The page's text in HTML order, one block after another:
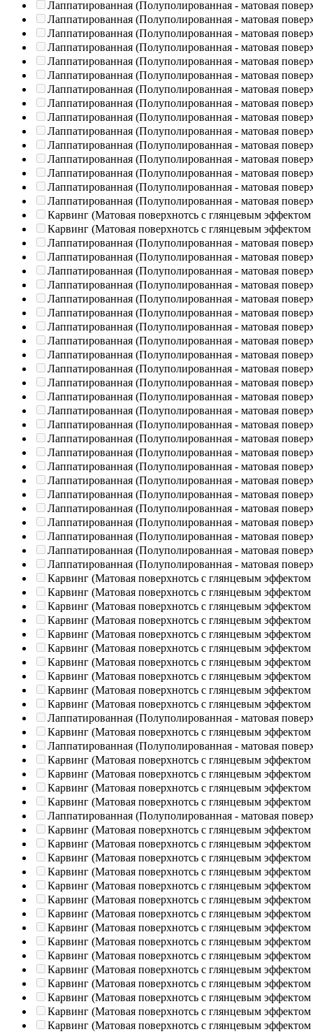
Лаппатированная (Полуполированная - матовая
Лаппатированная (Полуполированная - матовая
Лаппатированная (Полуполированная - матовая
Лаппатированная (Полуполированная - матовая
Лаппатированная (Полуполированная - матовая
Лаппатированная (Полуполированная - матовая
Лаппатированная (Полуполированная - матовая
Лаппатированная (Полуполированная - матовая
Лаппатированная (Полуполированная - матовая
Лаппатированная (Полуполированная - матовая
Лаппатированная (Полуполированная - матовая
Лаппатированная (Полуполированная - матовая
Лаппатированная (Полуполированная - матовая
Лаппатированная (Полуполированная - матовая
Лаппатированная (Полуполированная - матовая
Карвинг (Матовая поверхнотсь с глянцевым эффектом
Карвинг (Матовая поверхнотсь с глянцевым эффектом
Лаппатированная (Полуполированная - матовая
Лаппатированная (Полуполированная - матовая
Лаппатированная (Полуполированная - матовая
Лаппатированная (Полуполированная - матовая
Лаппатированная (Полуполированная - матовая
Лаппатированная (Полуполированная - матовая
Лаппатированная (Полуполированная - матовая
Лаппатированная (Полуполированная - матовая
Лаппатированная (Полуполированная - матовая
Лаппатированная (Полуполированная - матовая
Лаппатированная (Полуполированная - матовая
Лаппатированная (Полуполированная - матовая
Лаппатированная (Полуполированная - матовая
Лаппатированная (Полуполированная - матовая
Лаппатированная (Полуполированная - матовая
Лаппатированная (Полуполированная - матовая
Лаппатированная (Полуполированная - матовая
Лаппатированная (Полуполированная - матовая
Лаппатированная (Полуполированная - матовая
Лаппатированная (Полуполированная - матовая
Лаппатированная (Полуполированная - матовая
Лаппатированная (Полуполированная - матовая
Лаппатированная (Полуполированная - матовая
Лаппатированная (Полуполированная - матовая
Карвинг (Матовая поверхнотсь с глянцевым эффектом
Карвинг (Матовая поверхнотсь с глянцевым эффектом
Карвинг (Матовая поверхнотсь с глянцевым эффектом
Карвинг (Матовая поверхнотсь с глянцевым эффектом
Карвинг (Матовая поверхнотсь с глянцевым эффектом
Карвинг (Матовая поверхнотсь с глянцевым эффектом
Карвинг (Матовая поверхнотсь с глянцевым эффектом
Карвинг (Матовая поверхнотсь с глянцевым эффектом
Карвинг (Матовая поверхнотсь с глянцевым эффектом
Карвинг (Матовая поверхнотсь с глянцевым эффектом
Лаппатированная (Полуполированная - матовая
Карвинг (Матовая поверхнотсь с глянцевым эффектом
Лаппатированная (Полуполированная - матовая
Карвинг (Матовая поверхнотсь с глянцевым эффектом
Карвинг (Матовая поверхнотсь с глянцевым эффектом
Карвинг (Матовая поверхнотсь с глянцевым эффектом
Карвинг (Матовая поверхнотсь с глянцевым эффектом
Лаппатированная (Полуполированная - матовая
Карвинг (Матовая поверхнотсь с глянцевым эффектом
Карвинг (Матовая поверхнотсь с глянцевым эффектом
Карвинг (Матовая поверхнотсь с глянцевым эффектом
Карвинг (Матовая поверхнотсь с глянцевым эффектом
Карвинг (Матовая поверхнотсь с глянцевым эффектом
Карвинг (Матовая поверхнотсь с глянцевым эффектом
Карвинг (Матовая поверхнотсь с глянцевым эффектом
Карвинг (Матовая поверхнотсь с глянцевым эффектом
Карвинг (Матовая поверхнотсь с глянцевым эффектом
Карвинг (Матовая поверхнотсь с глянцевым эффектом
Карвинг (Матовая поверхнотсь с глянцевым эффектом
Карвинг (Матовая поверхнотсь с глянцевым эффектом
Карвинг (Матовая поверхнотсь с глянцевым эффектом
Карвинг (Матовая поверхнотсь с глянцевым эффектом
Карвинг (Матовая поверхнотсь с глянцевым эффектом